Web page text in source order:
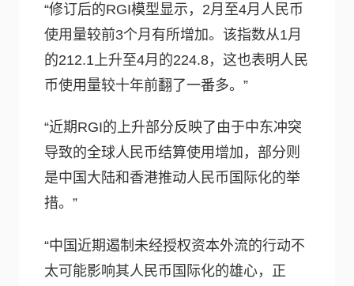
“修订后的RGI模型显示，2月至4月人民币
使用量较前3个月有所增加。该指数从1月
的212.1上升至4月的224.8，这也表明人民
币使用量较十年前翻了一番多。”
“近期RGI的上升部分反映了由于中东冲突
导致的全球人民币结算使用增加，部分则
是中国大陆和香港推动人民币国际化的举
措。”
“中国近期遏制未经授权资本外流的行动不
太可能影响其人民币国际化的雄心，正